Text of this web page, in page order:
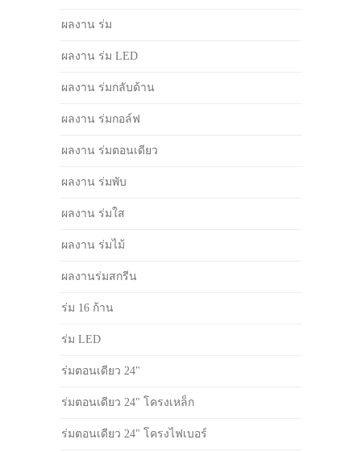
ผลงาน ร่ม
ผลงาน ร่ม LED
ผลงาน ร่มกลับด้าน
ผลงาน ร่มกอล์ฟ
ผลงาน ร่มตอนเดียว
ผลงาน ร่มพับ
ผลงาน ร่มใส
ผลงาน ร่มไม้
ผลงานร่มสกรีน
ร่ม 16 ก้าน
ร่ม LED
ร่มตอนเดียว 24"
ร่มตอนเดียว 24" โครงเหล็ก
ร่มตอนเดียว 24" โครงไฟเบอร์